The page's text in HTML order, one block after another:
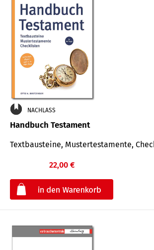
NACHLASS
Handbuch Testament
Textbausteine, Mustertestamente,
22,00 €